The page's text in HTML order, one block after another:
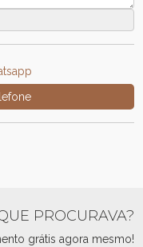
PROCURAVA?
grátis agora mesmo!